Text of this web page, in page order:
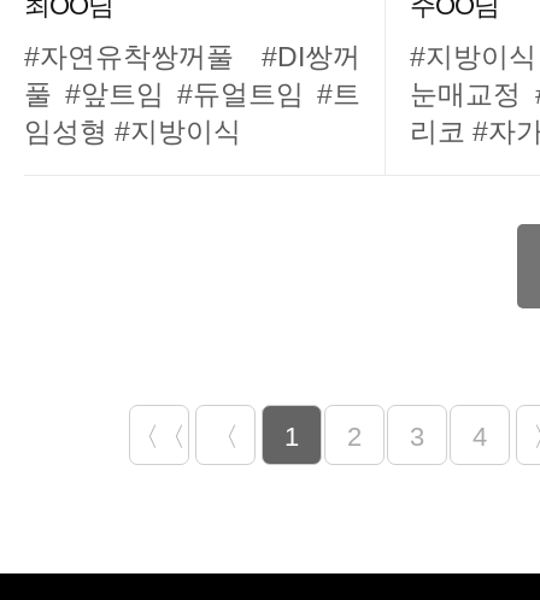
#자연유착쌍꺼풀 #DI쌍꺼
풀 #앞트임 #듀얼트임 #트
임성형 #지방이식
#지방이
눈매교정
리코 #자
〈〈 〈 1 2 3 4